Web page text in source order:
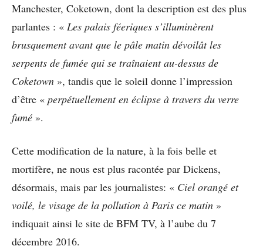
Manchester, Coketown, dont la description est des plus
parlantes : « Les palais féeriques s’illuminèrent
brusquement avant que le pâle matin dévoilât les
serpents de fumée qui se traînaient au-dessus de
Coketown », tandis que le soleil donne l’impression
d’être « perpétuellement en éclipse à travers du verre
fumé ».
Cette modification de la nature, à la fois belle et
mortifère, ne nous est plus racontée par Dickens,
désormais, mais par les journalistes: « Ciel orangé et
voilé, le visage de la pollution à Paris ce matin »
indiquait ainsi le site de BFM TV, à l’aube du 7
décembre 2016.